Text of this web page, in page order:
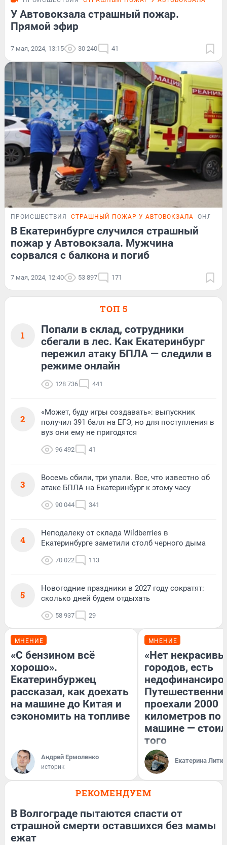
У Автовокзала страшный пожар.
Прямой эфир
7 мая, 2024, 13:15 30 240 41
ПРОИСШЕСТВИЯ СТРАШНЫЙ ПОЖАР У АВТОВОКЗАЛА
В Екатеринбурге случился страшный
пожар у Автовокзала. Мужчина
сорвался с балкона и погиб
7 мая, 2024, 12:40 53 897 171
ТОП 5
1
Попали в склад, сотрудники
сбегали в лес. Как Екатеринбург
пережил атаку БПЛА — следили в
режиме онлайн
128 736 441
2
«Может, буду игры создавать»: выпускник
получил 391 балл на ЕГЭ, но для поступления в
вуз они ему не пригодятся
96 492 41
3
Восемь сбили, три упали. Все, что известно об
атаке БПЛА на Екатеринбург к этому часу
90 044 341
4
Неподалеку от склада Wildberries в
Екатеринбурге заметили столб черного дыма
70 022 113
5
Новогодние праздники в 2027 году сократят:
сколько дней будем отдыхать
58 937 29
МНЕНИЕ
«С бензином всё
хорошо».
Екатеринбуржец
рассказал, как доехать
на машине до Китая и
сэкономить на топливе
Андрей Ермоленко
историк
МНЕНИЕ
«Нет
городов, есть
проехали 2000
километров по
машине —
того
Екатерина
РЕКОМЕНДУЕМ
В Волгограде пытаются спасти от
страшной смерти оставшихся без мамы
ежат